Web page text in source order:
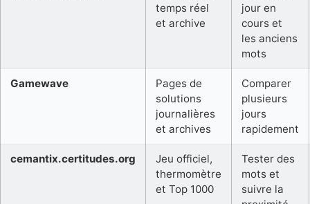
temps réel
et archive
jour en
cours et
les anciens
mots
Gamewave
Pages de
solutions
journalières
et archives
Comparer
plusieurs
jours
rapidement
cemantix.certitudes.org
Jeu officiel,
thermomètre
et Top 1000
Tester des
mots et
suivre la